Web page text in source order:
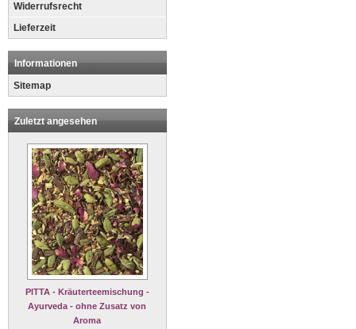
Widerrufsrecht
Lieferzeit
Informationen
Sitemap
Zuletzt angesehen
PITTA - Kräuterteemischung -
Ayurveda - ohne Zusatz von
Aroma